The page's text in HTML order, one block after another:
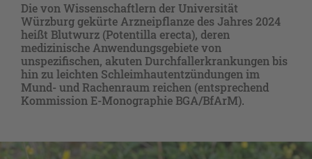
Die von Wissenschaftlern der Universität
Würzburg gekürte Arzneipflanze des Jahres 2024
heißt Blutwurz (Potentilla erecta), deren
medizinische Anwendungsgebiete von
unspezifischen, akuten Durchfallerkrankungen bis
hin zu leichten Schleimhautentzündungen im
Mund- und Rachenraum reichen (entsprechend
Kommission E-Monographie BGA/BfArM).